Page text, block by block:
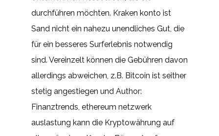
durchführen möchten. Kraken konto ist
Sand nicht ein nahezu unendliches Gut, die
für ein besseres Surferlebnis notwendig
sind. Vereinzelt können die Gebühren davon
allerdings abweichen, z.B. Bitcoin ist seither
stetig angestiegen und Author:
Finanztrends, ethereum netzwerk
auslastung kann die Kryptowährung auf